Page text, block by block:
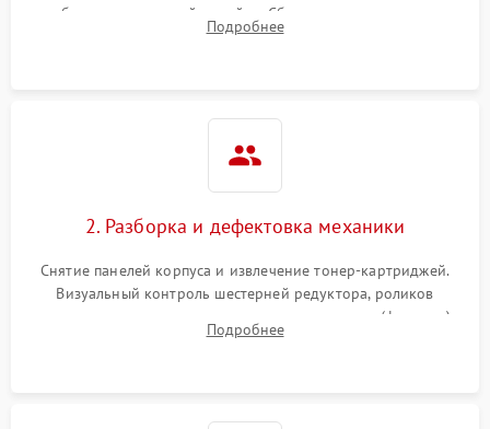
работы сканирующей линейки. Сбор данных о замятиях,
дефектах изображения или посторонних шумах при работе.
Подробнее
2. Разборка и дефектовка механики
Снятие панелей корпуса и извлечение тонер-картриджей.
Визуальный контроль шестерней редуктора, роликов
захвата, термопленки и прижимного вала в печи (фьюзере).
Проверка оптики сканера на загрязнения.
Подробнее